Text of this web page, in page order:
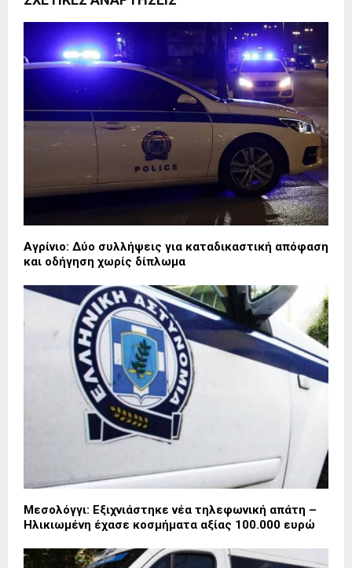
Αγρίνιο: Δύο συλλήψεις για καταδικαστική απόφαση
και οδήγηση χωρίς δίπλωμα
Μεσολόγγι: Εξιχνιάστηκε νέα τηλεφωνική απάτη –
Ηλικιωμένη έχασε κοσμήματα αξίας 100.000 ευρώ